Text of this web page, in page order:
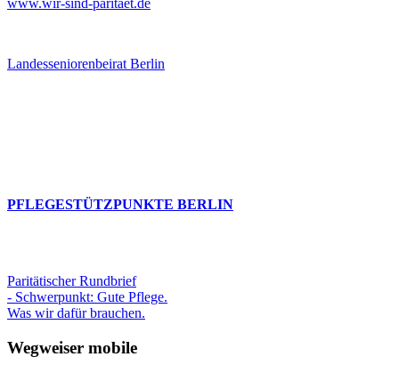
www.wir-sind-paritaet.de
Landesseniorenbeirat Berlin
PFLEGESTÜTZPUNKTE BERLIN
Paritätischer Rundbrief
- Schwerpunkt: Gute Pflege.
Was wir dafür brauchen.
Wegweiser mobile